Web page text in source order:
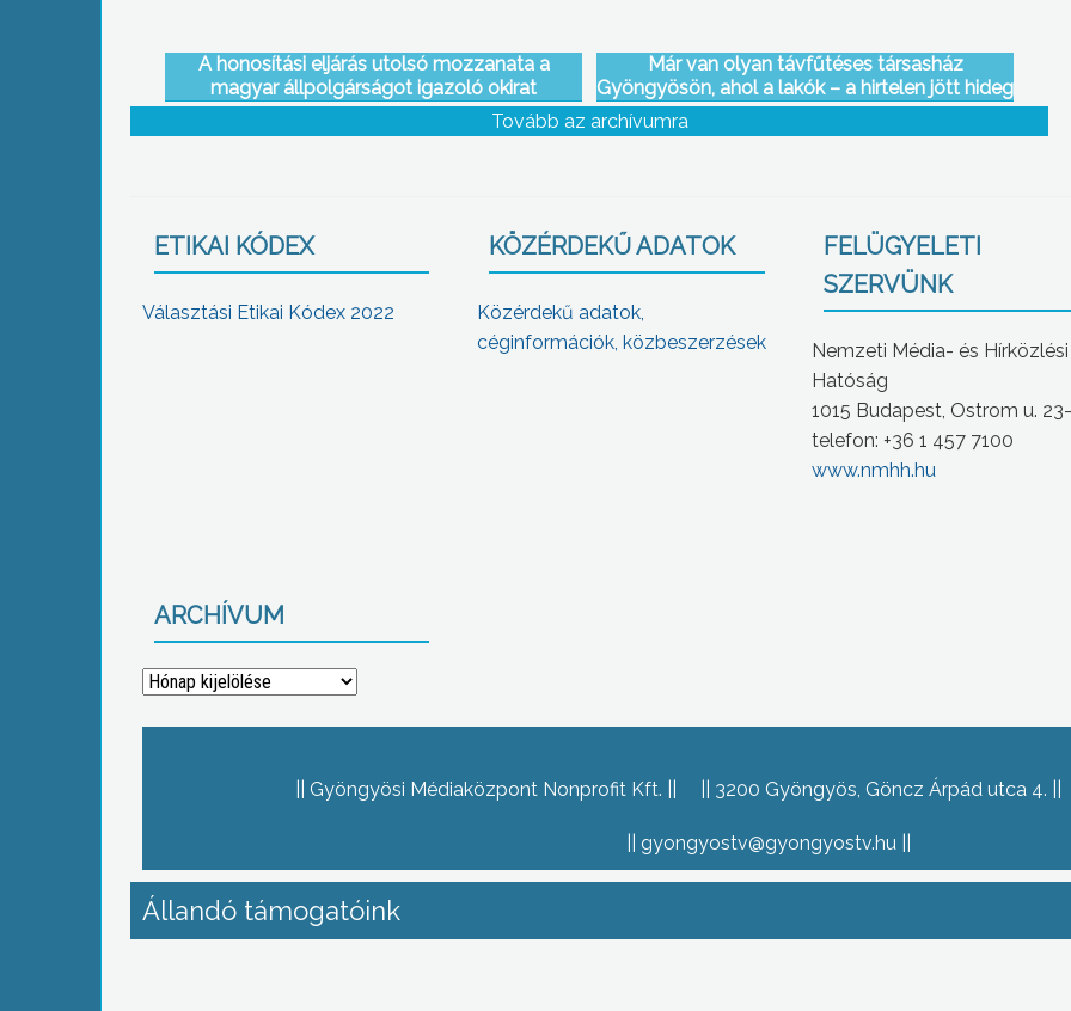
A honosítási eljárás utolsó mozzanata a
magyar állpolgárságot igazoló okirat
kézhezvétele
Már van olyan távfűtéses társasház
Gyöngyösön, ahol a lakók – a hirtelen jött hideg
idő miatt – kérték a fűtés megkezdését
Tovább az archívumra
ETIKAI KÓDEX
Választási Etikai Kódex 2022
KÖZÉRDEKŰ ADATOK
Közérdekű adatok,
céginformációk, közbeszerzések
FELÜGYELETI
SZERVÜNK
Nemzeti Média- és Hírközlési
Hatóság
1015 Budapest, Ostrom u.
telefon: +36 1 457 7100
www.nmhh.hu
ARCHÍVUM
Archívum
Gyöngyösi Médiaközpont Nonprofit Kft. 3200 Gyöngyös, Göncz Árpád utca 4.
gyongyostv@gyongyostv.hu
Állandó támogatóink